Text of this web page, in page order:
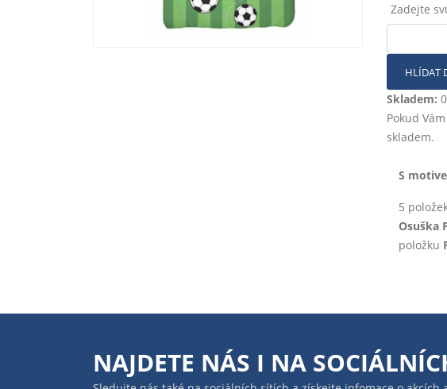
Zadejte
HLÍDAT
Skladem:
Pokud
skladem.
S
5
Osuška
položku
NAJDETE NÁS I NA